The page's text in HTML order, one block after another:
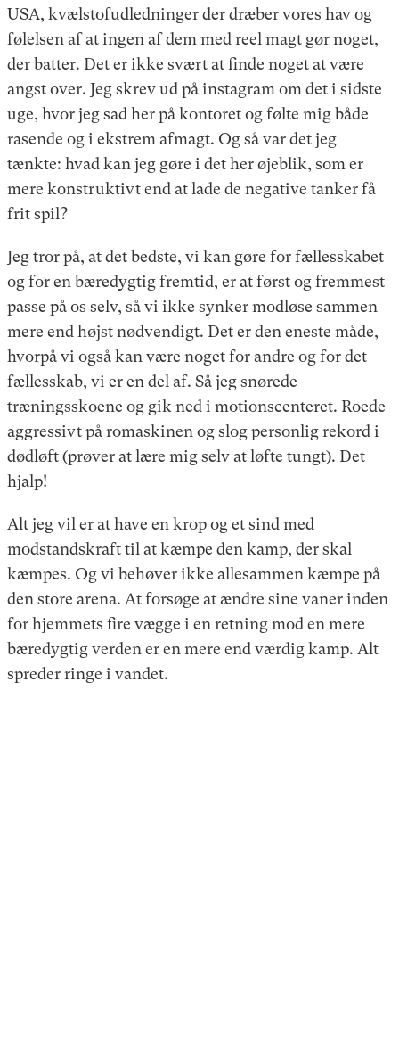
USA, kvælstofudledninger der dræber vores hav og
følelsen af at ingen af dem med reel magt gør noget,
der batter. Det er ikke svært at finde noget at være
angst over. Jeg skrev ud på instagram om det i sidste
uge, hvor jeg sad her på kontoret og følte mig både
rasende og i ekstrem afmagt. Og så var det jeg
tænkte: hvad kan jeg gøre i det her øjeblik, som er
mere konstruktivt end at lade de negative tanker få
frit spil?
Jeg tror på, at det bedste, vi kan gøre for fællesskabet
og for en bæredygtig fremtid, er at først og fremmest
passe på os selv, så vi ikke synker modløse sammen
mere end højst nødvendigt. Det er den eneste måde,
hvorpå vi også kan være noget for andre og for det
fællesskab, vi er en del af. Så jeg snørede
træningsskoene og gik ned i motionscenteret. Roede
aggressivt på romaskinen og slog personlig rekord i
dødløft (prøver at lære mig selv at løfte tungt). Det
hjalp!
Alt jeg vil er at have en krop og et sind med
modstandskraft til at kæmpe den kamp, der skal
kæmpes. Og vi behøver ikke allesammen kæmpe på
den store arena. At forsøge at ændre sine vaner inden
for hjemmets fire vægge i en retning mod en mere
bæredygtig verden er en mere end værdig kamp. Alt
spreder ringe i vandet.